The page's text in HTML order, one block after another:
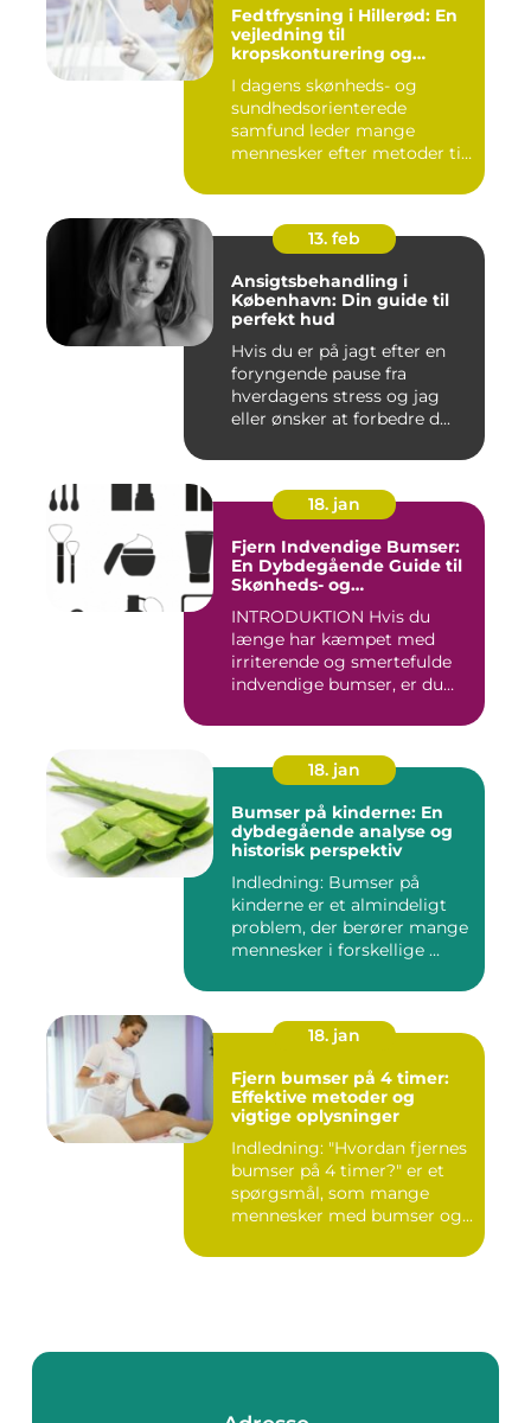
Fedtfrysning i Hillerød: En
vejledning til
kropskonturering og
I dagens skønheds- og
sundhedsorienterede
samfund leder mange
mennesker efter metoder til
13. feb
Ansigtsbehandling i
København: Din guide til
perfekt hud
Hvis du er på jagt efter en
foryngende pause fra
hverdagens stress og jag
eller ønsker at forbedre d...
18. jan
Fjern Indvendige Bumser:
En Dybdegående Guide til
Skønheds- og
INTRODUKTION Hvis du
længe har kæmpet med
irriterende og smertefulde
indvendige bumser, er du
18. jan
Bumser på kinderne: En
dybdegående analyse og
historisk perspektiv
Indledning: Bumser på
kinderne er et almindeligt
problem, der berører mange
mennesker i forskellige ...
18. jan
Fjern bumser på 4 timer:
Effektive metoder og
vigtige oplysninger
Indledning: "Hvordan fjernes
bumser på 4 timer?" er et
spørgsmål, som mange
mennesker med bumser og...